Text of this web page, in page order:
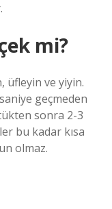
mi?
üfleyin ve yiyin.
geçmeden
sonra 2-3
bu kadar kısa
olmaz.